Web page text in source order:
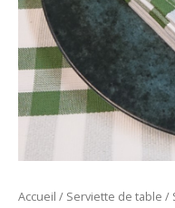
Accueil / Serviette de table /